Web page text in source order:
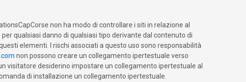
non ha modo di controllare i siti in relazione al
qualsiasi danno di qualsiasi tipo derivante dal contenuto di
elementi. I rischi associati a questo uso sono responsabilità
non possono creare un collegamento ipertestuale verso
visitatore desiderino impostare un collegamento ipertestuale al
di installazione un collegamento ipertestuale.